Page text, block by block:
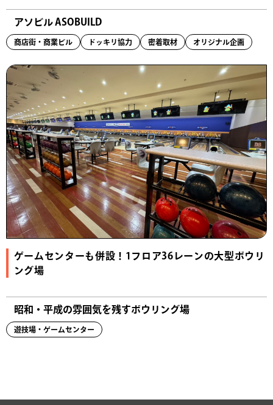
アソビル ASOBUILD
商店街・商業ビル ドッキリ協力 密着取材 オリジナル企画
ゲームセンターも併設！1フロア36レーンの大型ボウリ
ング場
昭和・平成の雰囲気を残すボウリング場
遊技場・ゲームセンター